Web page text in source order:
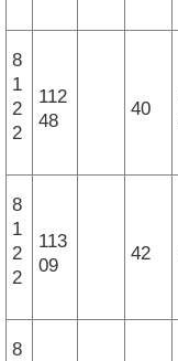
8
1
2
2
112
48
40
8
1
2
2
113
09
42
8